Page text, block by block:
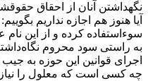
نگهداشتن آنان از احقاق
آیا هنوز هم اجازه نداریم
سوءاستفاده کرده و از این نام
به راستی سود محروم
اجرای قوانین‌ این حوزه به
چه کسی است که معلول را